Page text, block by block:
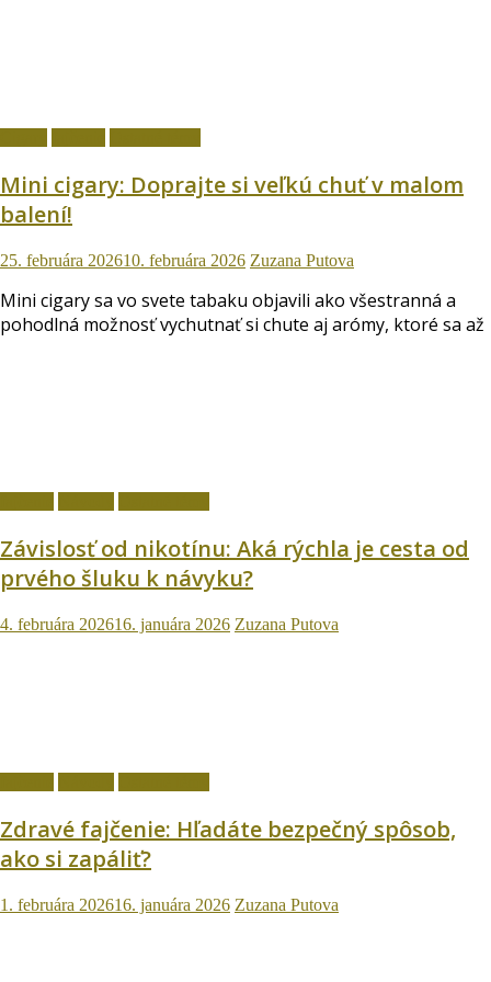
Mini cigary: Doprajte si veľkú chuť v malom
balení!
25. februára 202610. februára 2026 Zuzana Putova
Mini cigary sa vo svete tabaku objavili ako všestranná a
pohodlná možnosť vychutnať si chute aj arómy, ktoré sa až
Závislosť od nikotínu: Aká rýchla je cesta od
prvého šluku k návyku?
4. februára 202616. januára 2026 Zuzana Putova
Zdravé fajčenie: Hľadáte bezpečný spôsob,
ako si zapáliť?
1. februára 202616. januára 2026 Zuzana Putova